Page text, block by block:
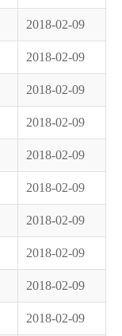
2018-02-09
2018-02-09
2018-02-09
2018-02-09
2018-02-09
2018-02-09
2018-02-09
2018-02-09
2018-02-09
2018-02-09